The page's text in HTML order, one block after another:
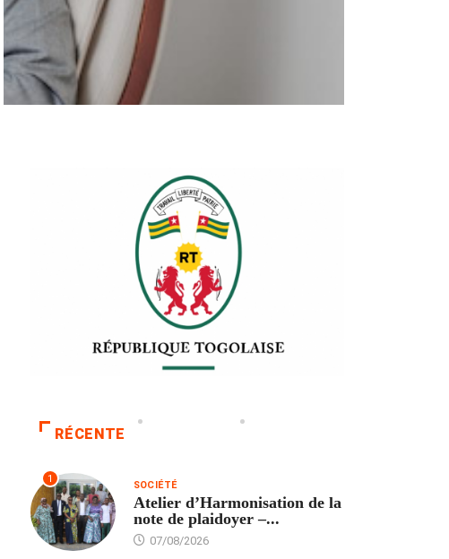
RÉCENTE
1 SOCIÉTÉ
Atelier d’Harmonisation de la
note de plaidoyer –...
07/08/2026